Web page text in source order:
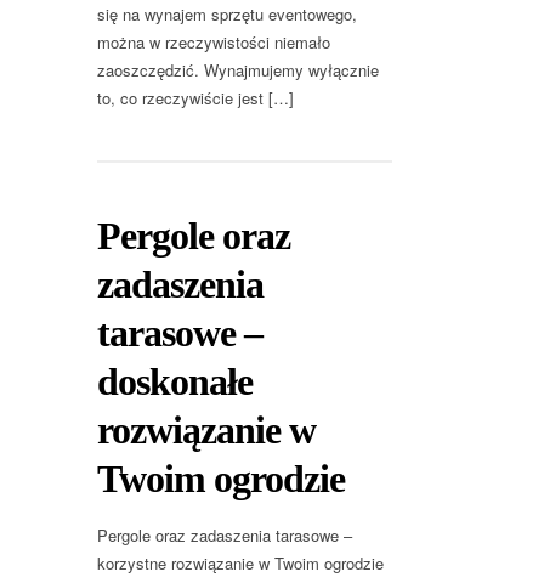
się na wynajem sprzętu eventowego,
można w rzeczywistości niemało
zaoszczędzić. Wynajmujemy wyłącznie
to, co rzeczywiście jest […]
Pergole oraz
zadaszenia
tarasowe –
doskonałe
rozwiązanie w
Twoim ogrodzie
Pergole oraz zadaszenia tarasowe –
korzystne rozwiązanie w Twoim ogrodzie